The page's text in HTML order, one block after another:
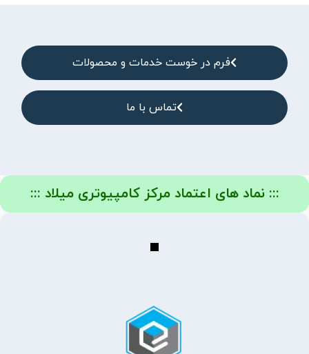
فرم در خوست خدمات و محصولات
تماس با ما
::: نماد های اعتماد مرکز کامپیوتری میلاد :::